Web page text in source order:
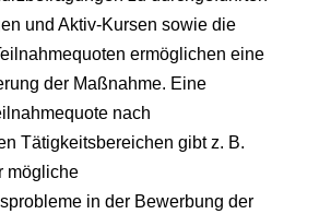
und Aktiv-Kursen sowie die
ermöglichen eine
der Maßnahme. Eine
nach
Tätigkeitsbereichen gibt z. B.
mögliche
in der Bewerbung der